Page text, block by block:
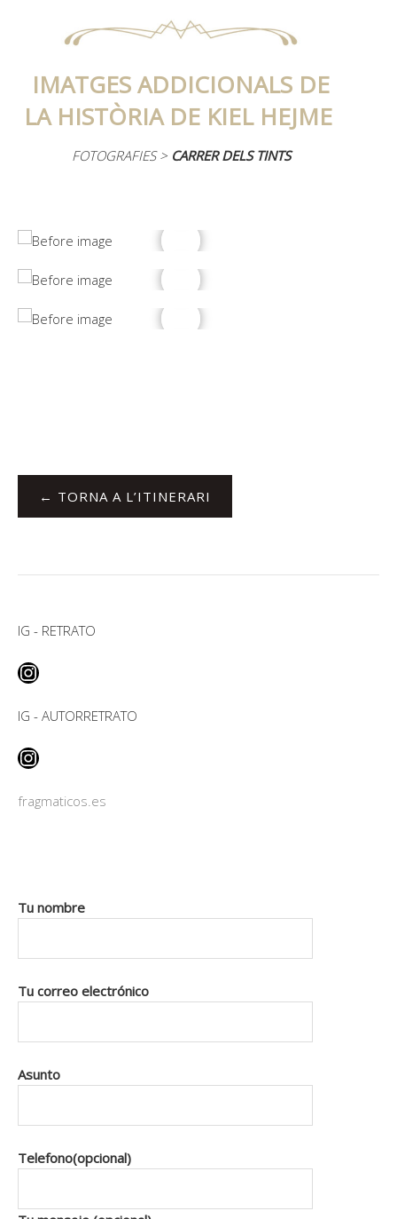
IMATGES ADDICIONALS DE
LA HISTÒRIA DE KIEL HEJME
FOTOGRAFIES > CARRER DELS TINTS
← TORNA A L’ITINERARI
IG - RETRATO
Instagram
IG - AUTORRETRATO
Instagram
fragmaticos.es
Tu nombre
Tu correo electrónico
Asunto
Telefono(opcional)